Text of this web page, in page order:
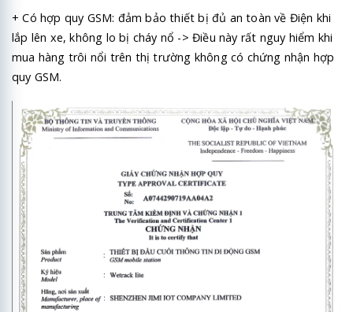
+ Có hợp quy GSM: đảm bảo thiết bị đủ an toàn về Điện khi
lắp lên xe, không lo bị cháy nổ -> Điều này rất nguy hiểm khi
mua hàng trôi nổi trên thị trường không có chứng nhận hợp
quy GSM.